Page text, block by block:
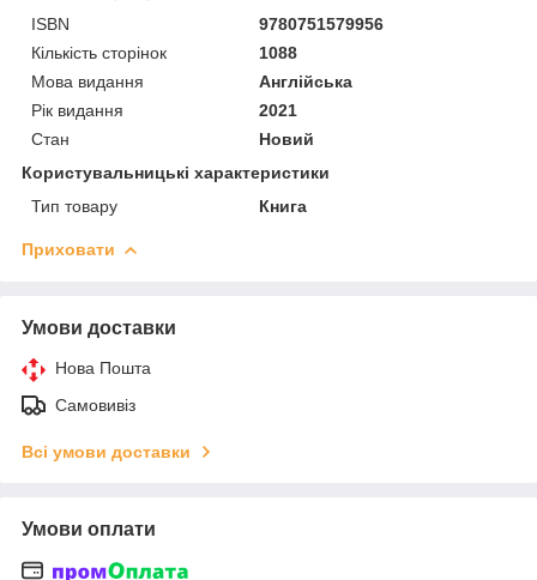
ISBN
9780751579956
Кількість сторінок
1088
Мова видання
Англійська
Рік видання
2021
Стан
Новий
Користувальницькі характеристики
Тип товару
Книга
Приховати
Умови доставки
Нова Пошта
Самовивіз
Всі умови доставки
Умови оплати